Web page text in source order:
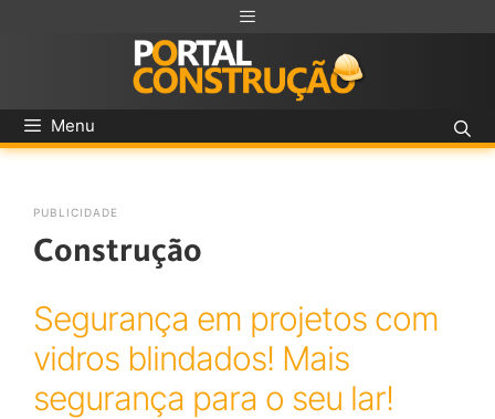
Menu
Construção
Segurança em projetos com
vidros blindados! Mais
segurança para o seu lar!
PUBLICIDADE